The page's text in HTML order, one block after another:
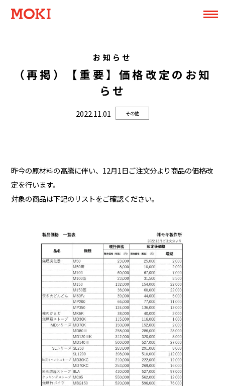
お知らせ
（再掲）【重要】価格改定のお知
らせ
2022.11.01 その他
昨今の原材料の高騰に伴い、12月1日ご注文分より商品の価格改
定を行います。
対象の商品は下記のリストをご確認ください。